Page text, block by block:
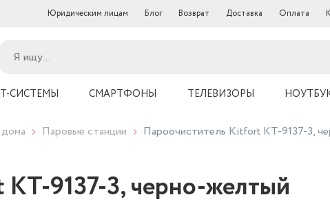
Юридическим лицам Блог Возврат Доставка Оплата
СИСТЕМЫ СМАРТФОНЫ ТЕЛЕВИЗОРЫ
Паровые станции Пароочиститель Kitfort КТ-9137-3,
9137-3, черно-желтый